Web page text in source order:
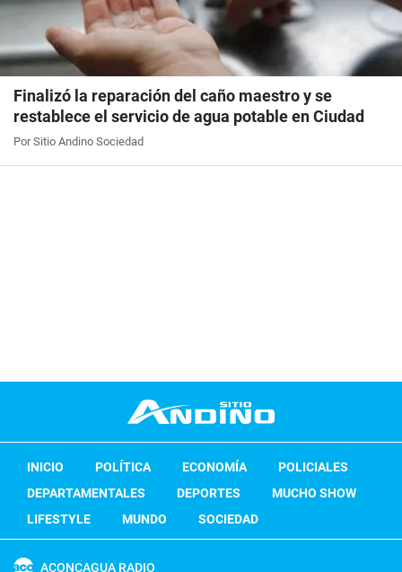
Finalizó la reparación del caño maestro y se
restablece el servicio de agua potable en Ciudad
Por Sitio Andino Sociedad
INICIO POLÍTICA ECONOMÍA
POLICIALES
DEPARTAMENTALES
DEPORTES
MUCHO SHOW
LIFESTYLE
MUNDO SOCIEDAD
ACONCAGUA RADIO